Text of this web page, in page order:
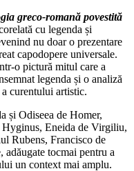
greco-romană povestită
cu legenda și
nu doar o prezentare
capodopere universale.
o pictură mitul care a
legenda și o analiză
curentului artistic.
și Odiseea de Homer,
Eneida de Virgiliu,
Rubens, Francisco de
tocmai pentru a
un context mai amplu.